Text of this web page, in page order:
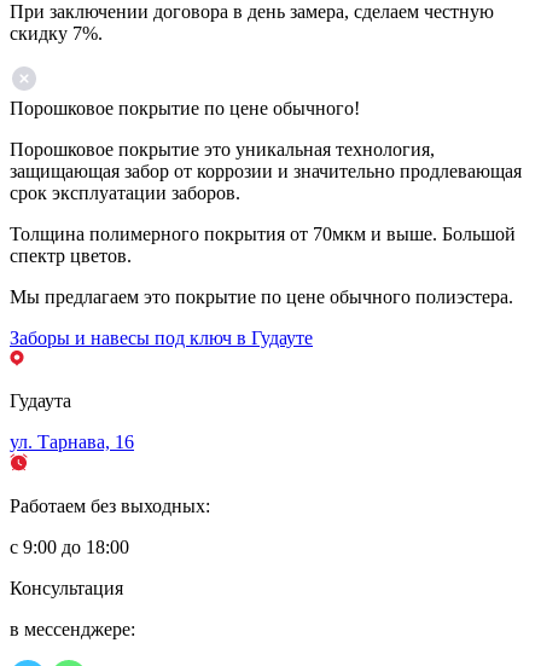
При заключении договора в день замера, сделаем честную
скидку 7%.
Порошковое покрытие по цене обычного!
Порошковое покрытие это уникальная технология,
защищающая забор от коррозии и значительно продлевающая
срок эксплуатации заборов.
Толщина полимерного покрытия от 70мкм и выше. Большой
спектр цветов.
Мы предлагаем это покрытие по цене обычного полиэстера.
Заборы и навесы под ключ в Гудауте
Гудаута
ул. Тарнава, 16
Работаем без выходных:
с 9:00 до 18:00
Консультация
в мессенджере: